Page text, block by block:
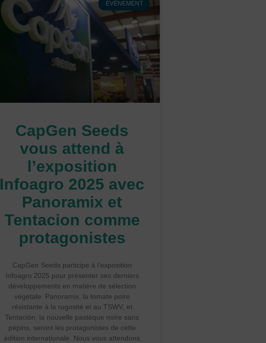
ÉVÉNEMENT
CapGen Seeds
vous attend à
l’exposition
Infoagro 2025 avec
Panoramix et
Tentacion comme
protagonistes
CapGen Seeds participe à l’exposition
Infoagro 2025 pour présenter ses derniers
développements en matière de sélection
végétale. Panoramix, la tomate poire
résistante à la rugosité et au TSWV, et
Tentación, la nouvelle pastèque noire sans
pépins, seront les protagonistes de cette
édition internationale. Nous vous attendons